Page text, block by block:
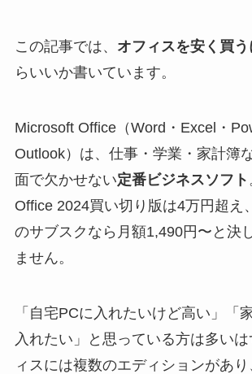
この記事では、 オフィスを安く買
らいいか書いています。
Microsoft Office（Word・Excel・
Outlook）は、仕事・学業・家計簿
面で欠かせない定番ビジネスソフト
Office 2024買い切り版は4万円超え
のサブスクなら月額1,490円〜と決
ません。
「自宅PCに入れたいけど高い」「
入れたい」と思っている方は多い
ィスには複数のエディションがあ